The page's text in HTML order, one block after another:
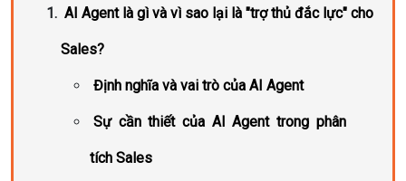
AI Agent là gì và vì sao lại là "trợ thủ đắc lực" cho
Sales?
Định nghĩa và vai trò của AI Agent
Sự cần thiết của AI Agent trong phân
tích Sales